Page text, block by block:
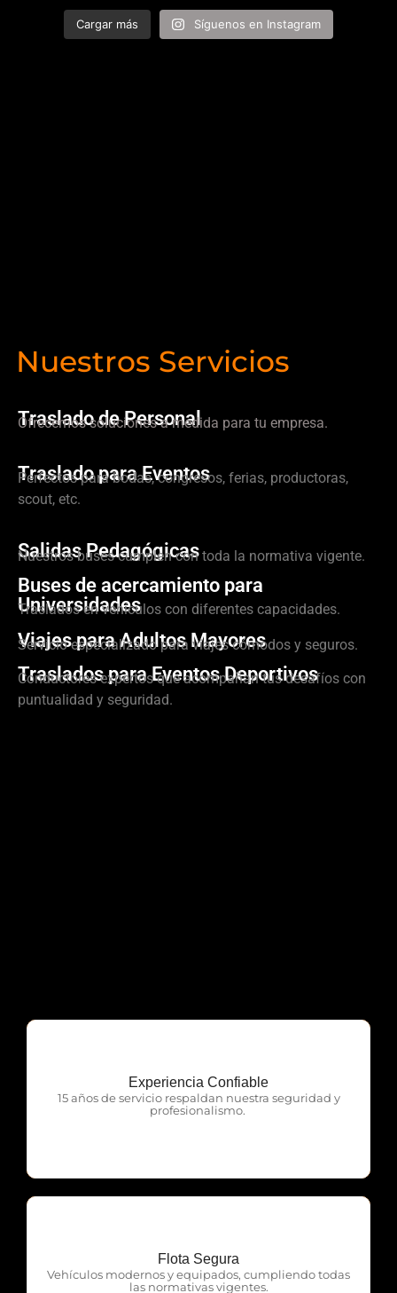
Cargar más Síguenos en Instagram
Nuestros Servicios
Traslado de Personal
Ofrecemos soluciones a medida para tu empresa.
Traslado para Eventos
Perfectos para bodas, congresos, ferias, productoras,
scout, etc.
Salidas Pedagógicas
Nuestros buses cumplen con toda la normativa vigente.
Buses de acercamiento para
Universidades
Traslados en vehículos con diferentes capacidades.
Viajes para Adultos Mayores
Servicio especializado para viajes cómodos y seguros.
Traslados para Eventos Deportivos
Conductores expertos que acompañan tus desafíos con
puntualidad y seguridad.
Experiencia Confiable
15 años de servicio respaldan nuestra seguridad y
profesionalismo.
OTP Servicios
Flota Segura
Vehículos modernos y equipados, cumpliendo todas
las normativas vigentes.
OTP Servicios